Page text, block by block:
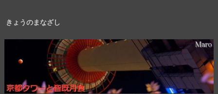
きょうのまなざし